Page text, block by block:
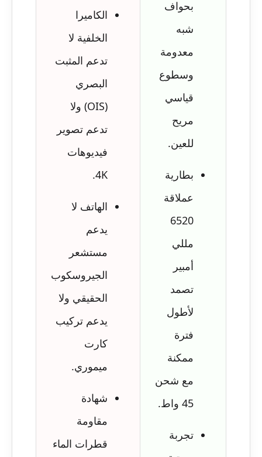
بحواف
شبه
معدومة
وسطوع
قياسي
مريح
للعين.
بطارية
عملاقة
6520
مللي
أمبير
تصمد
لأطول
فترة
ممكنة
مع شحن
45 واط.
تجربة
الكاميرا
الخلفية لا
تدعم المثبت
البصري
(OIS) ولا
تدعم تصوير
فيديوهات
4K.
الهاتف لا
يدعم
مستشعر
الجيروسكوب
الحقيقي ولا
يدعم تركيب
كارت
ميموري.
شهادة
مقاومة
قطرات الماء